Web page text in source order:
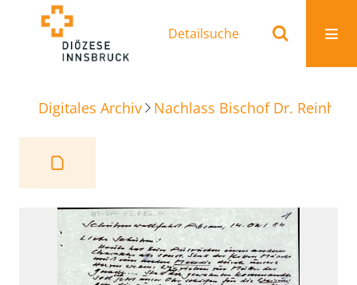
Detailsuche
Digitales Archiv Nachlass Bischof Dr.